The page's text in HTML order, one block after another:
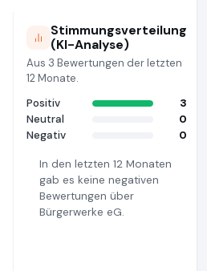
Stimmungsverteilung
(KI-Analyse)
Aus 3 Bewertungen der letzten
12 Monate.
Positiv
3
Neutral
0
Negativ
0
In den letzten 12 Monaten
gab es keine negativen
Bewertungen über
Bürgerwerke eG.